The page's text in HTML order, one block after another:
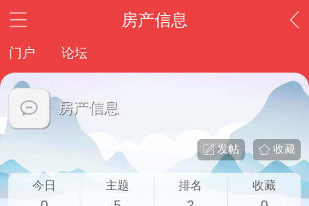
房产信息
门户 论坛
房产信息
收藏
发帖
今日 主题 排名 收藏